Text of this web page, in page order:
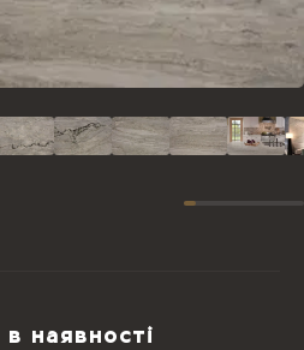
в наявності